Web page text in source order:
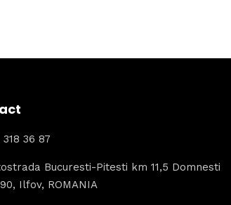
318 36 87
Bucuresti-Pitesti km 11,5 Domnesti
Ilfov, ROMANIA